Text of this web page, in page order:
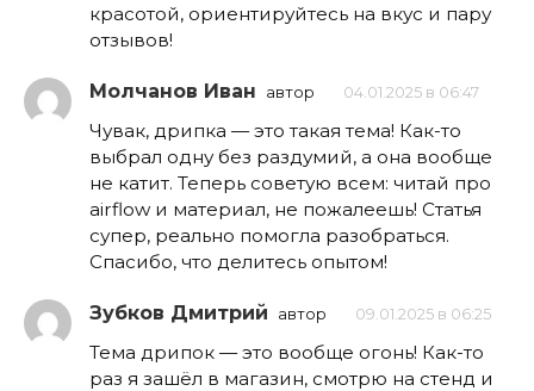
красотой, ориентируйтесь на вкус и пару
отзывов!
Молчанов Иван автор 04.01.2025 в 06:47
Чувак, дрипка — это такая тема! Как-то
выбрал одну без раздумий, а она вообще
не катит. Теперь советую всем: читай про
airflow и материал, не пожалеешь! Статья
супер, реально помогла разобраться.
Спасибо, что делитесь опытом!
Зубков Дмитрий автор 09.01.2025 в 06:25
Тема дрипок — это вообще огонь! Как-то
раз я зашёл в магазин, смотрю на стенд и